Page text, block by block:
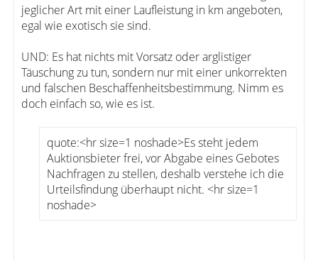
jeglicher Art mit einer Laufleistung in km angeboten,
egal wie exotisch sie sind.
UND: Es hat nichts mit Vorsatz oder arglistiger
Täuschung zu tun, sondern nur mit einer unkorrekten
und falschen Beschaffenheitsbestimmung. Nimm es
doch einfach so, wie es ist.
quote:<hr size=1 noshade>Es steht jedem
Auktionsbieter frei, vor Abgabe eines Gebotes
Nachfragen zu stellen, deshalb verstehe ich die
Urteilsfindung überhaupt nicht. <hr size=1
noshade>